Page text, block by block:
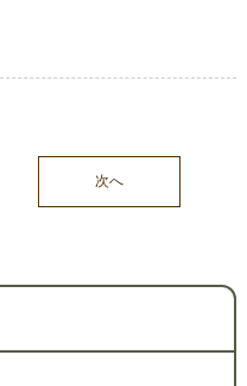
次へ